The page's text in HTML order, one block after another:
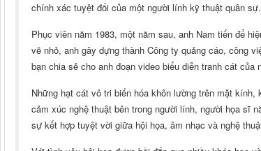
chính xác tuyệt đối của một người lính kỹ thuật quân sự.
Phục viên năm 1983, một năm sau, anh Nam tiến để
vẽ nhỏ, anh gây dựng thành Công ty quảng cáo, công
bạn chia sẻ cho anh đoạn video biểu diễn tranh cát
Những hạt cát vô tri biến hóa khôn lường trên mặt
cảm xúc nghệ thuật bên trong người lính, người họa sĩ
sự kết hợp tuyệt vời giữa hội họa, âm nhạc và nghệ